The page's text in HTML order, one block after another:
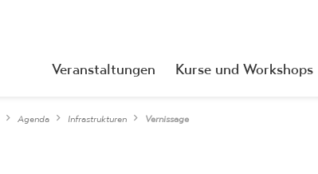
Veranstaltungen Kurse und Workshops
Agenda Infrastrukturen Vernissage